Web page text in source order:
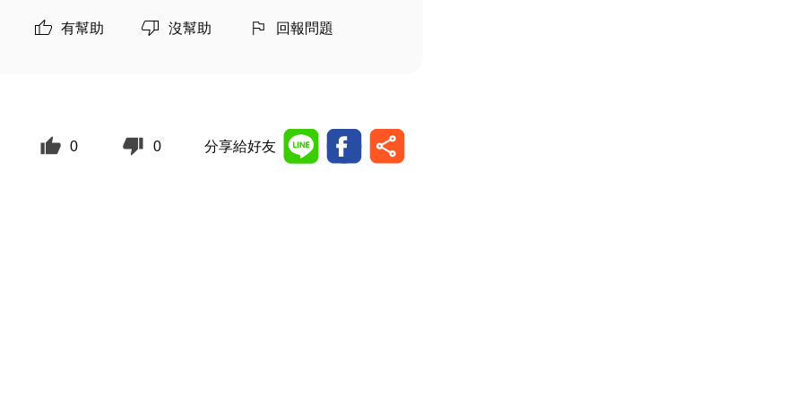
有幫助 沒幫助 回報問題
0 0 分享給好友